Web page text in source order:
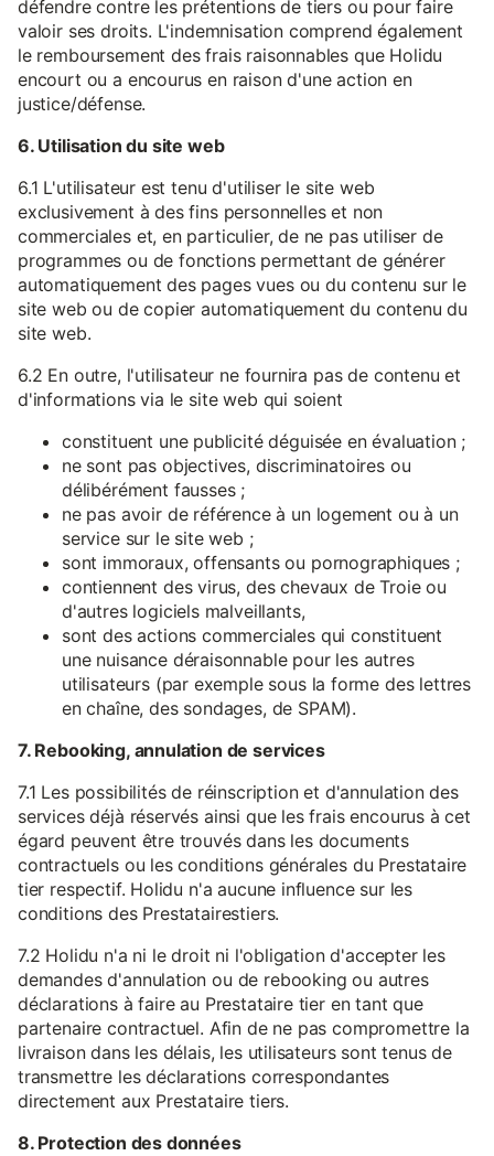
défendre contre les prétentions de tiers ou pour faire
valoir ses droits. L'indemnisation comprend également
le remboursement des frais raisonnables que Holidu
encourt ou a encourus en raison d'une action en
justice/défense.
6. Utilisation du site web
6.1 L'utilisateur est tenu d'utiliser le site web
exclusivement à des fins personnelles et non
commerciales et, en particulier, de ne pas utiliser de
programmes ou de fonctions permettant de générer
automatiquement des pages vues ou du contenu sur le
site web ou de copier automatiquement du contenu du
site web.
6.2 En outre, l'utilisateur ne fournira pas de contenu et
d'informations via le site web qui soient
constituent une publicité déguisée en évaluation ;
ne sont pas objectives, discriminatoires ou
délibérément fausses ;
ne pas avoir de référence à un logement ou à un
service sur le site web ;
sont immoraux, offensants ou pornographiques ;
contiennent des virus, des chevaux de Troie ou
d'autres logiciels malveillants,
sont des actions commerciales qui constituent
une nuisance déraisonnable pour les autres
utilisateurs (par exemple sous la forme des lettres
en chaîne, des sondages, de SPAM).
7. Rebooking, annulation de services
7.1 Les possibilités de réinscription et d'annulation des
services déjà réservés ainsi que les frais encourus à cet
égard peuvent être trouvés dans les documents
contractuels ou les conditions générales du Prestataire
tier respectif. Holidu n'a aucune influence sur les
conditions des Prestatairestiers.
7.2 Holidu n'a ni le droit ni l'obligation d'accepter les
demandes d'annulation ou de rebooking ou autres
déclarations à faire au Prestataire tier en tant que
partenaire contractuel. Afin de ne pas compromettre la
livraison dans les délais, les utilisateurs sont tenus de
transmettre les déclarations correspondantes
directement aux Prestataire tiers.
8. Protection des données